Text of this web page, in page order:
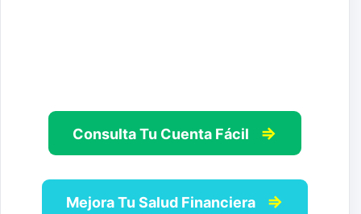
Consulta Tu Cuenta Fácil ⇒
Mejora Tu Salud Financiera ⇒